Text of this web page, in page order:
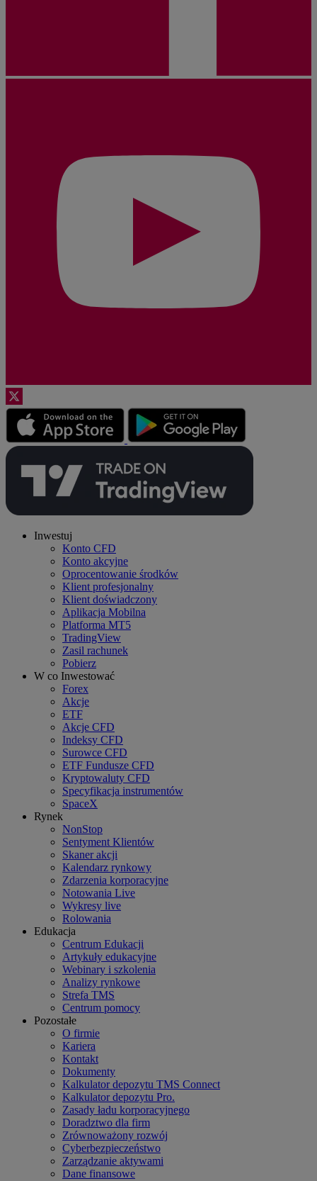
Inwestuj
Konto CFD
Konto akcyjne
Oprocentowanie środków
Klient profesjonalny
Klient doświadczony
Aplikacja Mobilna
Platforma MT5
TradingView
Zasil rachunek
Pobierz
W co Inwestować
Forex
Akcje
ETF
Akcje CFD
Indeksy CFD
Surowce CFD
ETF Fundusze CFD
Kryptowaluty CFD
Specyfikacja instrumentów
SpaceX
Rynek
NonStop
Sentyment Klientów
Skaner akcji
Kalendarz rynkowy
Zdarzenia korporacyjne
Notowania Live
Wykresy live
Rolowania
Edukacja
Centrum Edukacji
Artykuły edukacyjne
Webinary i szkolenia
Analizy rynkowe
Strefa TMS
Centrum pomocy
Pozostałe
O firmie
Kariera
Kontakt
Dokumenty
Kalkulator depozytu TMS Connect
Kalkulator depozytu Pro.
Zasady ładu korporacyjnego
Doradztwo dla firm
Zrównoważony rozwój
Cyberbezpieczeństwo
Zarządzanie aktywami
Dane finansowe